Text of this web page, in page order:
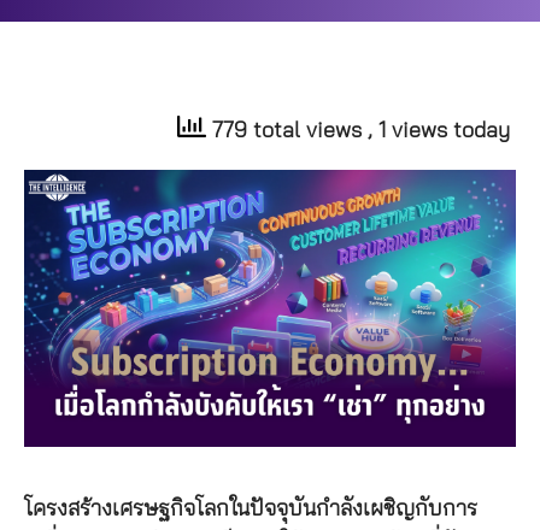
779 total views , 1 views today
โครงสร้างเศรษฐกิจโลกในปัจจุบันกำลังเผชิญกับการ